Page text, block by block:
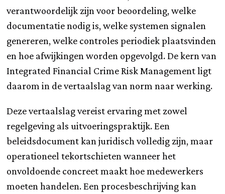
verantwoordelijk zijn voor beoordeling, welke
documentatie nodig is, welke systemen signalen
genereren, welke controles periodiek plaatsvinden
en hoe afwijkingen worden opgevolgd. De kern van
Integrated Financial Crime Risk Management ligt
daarom in de vertaalslag van norm naar werking.
Deze vertaalslag vereist ervaring met zowel
regelgeving als uitvoeringspraktijk. Een
beleidsdocument kan juridisch volledig zijn, maar
operationeel tekortschieten wanneer het
onvoldoende concreet maakt hoe medewerkers
moeten handelen. Een procesbeschrijving kan